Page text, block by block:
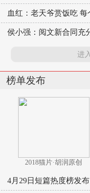
血红：老天爷赏饭吃
侯小强：阅文新合同充
进
榜单发布
2018猫片·胡润原创
4月29日短篇热度榜发